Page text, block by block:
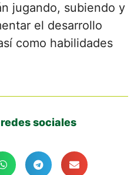
jugando, subiendo y
el desarrollo
como habilidades
sociales